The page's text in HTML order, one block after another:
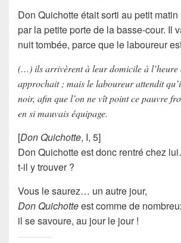
Don Quichotteétait sorti au petit
par la petite porte de la basse-cour. Il
nuit tombée, parce que le laboureur
(…) ils arrivèrent à leur domicile à l’heure
approchait ; mais le laboureur attendit
noir, afin que l’on ne vît point ce pauvre
en si mauvais équipage.
[Don Quichotte, I, 5]
Don Quichotteest donc rentré chez
t-il y trouver ?
Vous le saurez… un autre jour,
Don Quichotteest comme de
il se savoure, au jour le jour !